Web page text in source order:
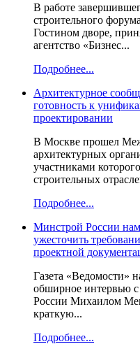
В работе
строительного
Гостином дворе,
агентство «Бизнес...
Подробнее...
Архитектурное
готовность к
проектировании
В Москве прошел
архитектурных
участниками
строительных
Подробнее...
Минстрой России
ужесточить
проектной
Газета «Ведомости»
обширное интервью
России Михаилом
краткую...
Подробнее...